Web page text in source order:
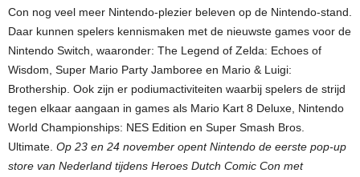
Con nog veel meer Nintendo-plezier beleven op de Nintendo-stand.
Daar kunnen spelers kennismaken met de nieuwste games voor de
Nintendo Switch, waaronder: The Legend of Zelda: Echoes of
Wisdom, Super Mario Party Jamboree en Mario & Luigi:
Brothership. Ook zijn er podiumactiviteiten waarbij spelers de strijd
tegen elkaar aangaan in games als Mario Kart 8 Deluxe, Nintendo
World Championships: NES Edition en Super Smash Bros.
Ultimate. Op 23 en 24 november opent Nintendo de eerste pop-up
store van Nederland tijdens Heroes Dutch Comic Con met